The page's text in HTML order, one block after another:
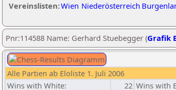
Vereinslisten:Wien Niederösterreich
Pnr:114588 Name: Gerhard Stuebegger (Grafik
Alle Partien ab Eloliste 1. Juli 2006
Wins with White:
22 Wins with